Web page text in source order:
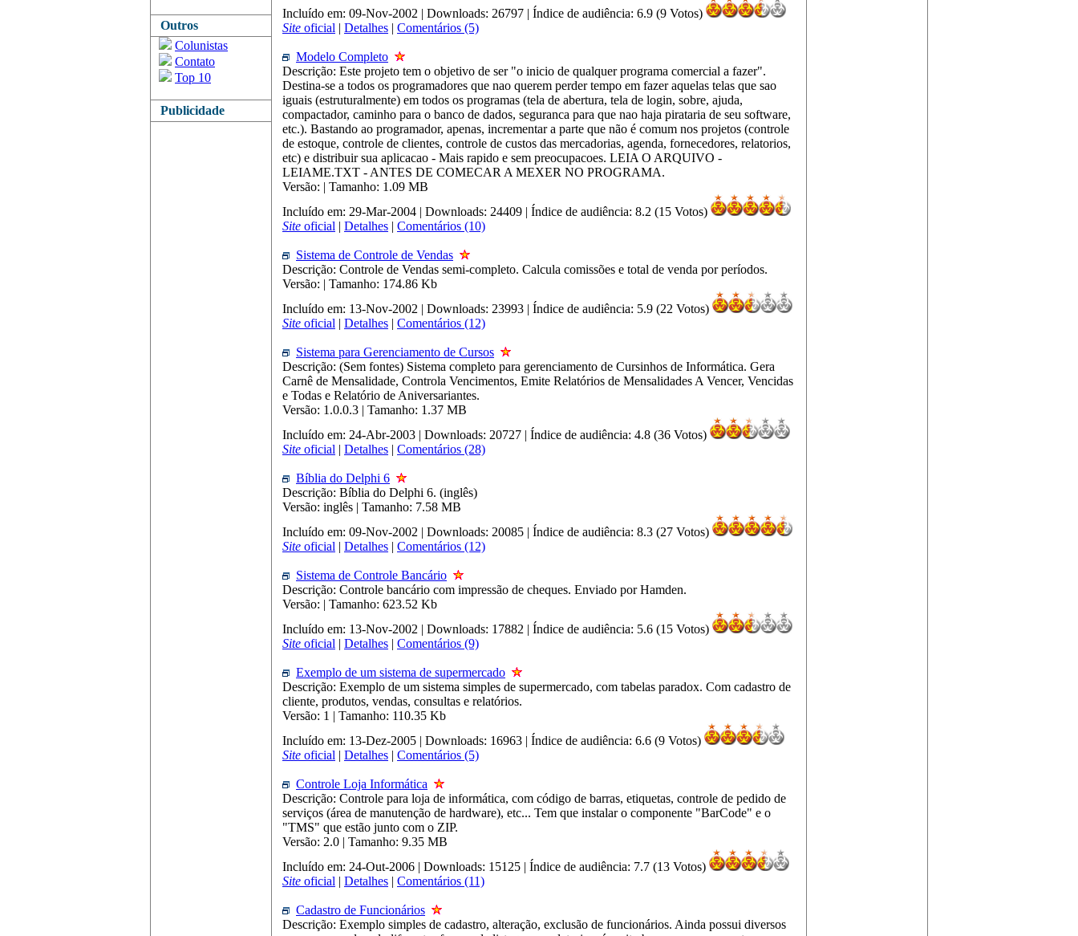
Outros
Colunistas
Contato
Top 10
Publicidade
Incluído em: 09-Nov-2002 | Downloads: 26797 | Índice de audiência: 6.9 (9 Votos)
Site oficial | Detalhes | Comentários (5)
Modelo Completo
Descrição: Este projeto tem o objetivo de ser "o inicio de qualquer programa comercial a fazer".
Destina-se a todos os programadores que nao querem perder tempo em fazer aquelas telas que sao
iguais (estruturalmente) em todos os programas (tela de abertura, tela de login, sobre, ajuda,
compactador, caminho para o banco de dados, seguranca para que nao haja pirataria de seu software,
etc.). Bastando ao programador, apenas, incrementar a parte que não é comum nos projetos (controle
de estoque, controle de clientes, controle de custos das mercadorias, agenda, fornecedores, relatorios,
etc) e distribuir sua aplicacao - Mais rapido e sem preocupacoes. LEIA O ARQUIVO -
LEIAME.TXT - ANTES DE COMECAR A MEXER NO PROGRAMA.
Versão: | Tamanho: 1.09 MB
Incluído em: 29-Mar-2004 | Downloads: 24409 | Índice de audiência: 8.2 (15 Votos)
Site oficial | Detalhes | Comentários (10)
Sistema de Controle de Vendas
Descrição: Controle de Vendas semi-completo. Calcula comissões e total de venda por períodos.
Versão: | Tamanho: 174.86 Kb
Incluído em: 13-Nov-2002 | Downloads: 23993 | Índice de audiência: 5.9 (22 Votos)
Site oficial | Detalhes | Comentários (12)
Sistema para Gerenciamento de Cursos
Descrição: (Sem fontes) Sistema completo para gerenciamento de Cursinhos de Informática. Gera
Carnê de Mensalidade, Controla Vencimentos, Emite Relatórios de Mensalidades A Vencer, Vencidas
e Todas e Relatório de Aniversariantes.
Versão: 1.0.0.3 | Tamanho: 1.37 MB
Incluído em: 24-Abr-2003 | Downloads: 20727 | Índice de audiência: 4.8 (36 Votos)
Site oficial | Detalhes | Comentários (28)
Bíblia do Delphi 6
Descrição: Bíblia do Delphi 6. (inglês)
Versão: inglês | Tamanho: 7.58 MB
Incluído em: 09-Nov-2002 | Downloads: 20085 | Índice de audiência: 8.3 (27 Votos)
Site oficial | Detalhes | Comentários (12)
Sistema de Controle Bancário
Descrição: Controle bancário com impressão de cheques. Enviado por Hamden.
Versão: | Tamanho: 623.52 Kb
Incluído em: 13-Nov-2002 | Downloads: 17882 | Índice de audiência: 5.6 (15 Votos)
Site oficial | Detalhes | Comentários (9)
Exemplo de um sistema de supermercado
Descrição: Exemplo de um sistema simples de supermercado, com tabelas paradox. Com cadastro de
cliente, produtos, vendas, consultas e relatórios.
Versão: 1 | Tamanho: 110.35 Kb
Incluído em: 13-Dez-2005 | Downloads: 16963 | Índice de audiência: 6.6 (9 Votos)
Site oficial | Detalhes | Comentários (5)
Controle Loja Informática
Descrição: Controle para loja de informática, com código de barras, etiquetas, controle de pedido de
serviços (área de manutenção de hardware), etc... Tem que instalar o componente "BarCode" e o
"TMS" que estão junto com o ZIP.
Versão: 2.0 | Tamanho: 9.35 MB
Incluído em: 24-Out-2006 | Downloads: 15125 | Índice de audiência: 7.7 (13 Votos)
Site oficial | Detalhes | Comentários (11)
Cadastro de Funcionários
Descrição: Exemplo simples de cadastro, alteração, exclusão de funcionários. Ainda possui diversos